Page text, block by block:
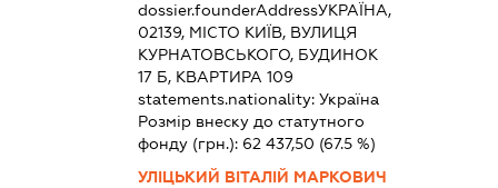
dossier.founderAddressУКРАЇНА,
02139, МІСТО КИЇВ, ВУЛИЦЯ
КУРНАТОВСЬКОГО, БУДИНОК
17 Б, КВАРТИРА 109
statements.nationality:Україна
Розмір внеску до статутного
фонду (грн.): 62 437,50 (67.5 %)
УЛІЦЬКИЙ ВІТАЛІЙ МАРКОВИЧ